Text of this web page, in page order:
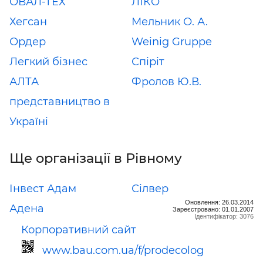
Хегсан
Мельник О. А.
Ордер
Weinig Gruppe
Легкий бізнес
Спіріт
АЛТА
представництво в
Україні
Фролов Ю.В.
Ще організації в Рівному
Інвест Адам
Сілвер
Адена
Оновлення: 26.03.2014
Зареєстровано: 01.01.2007
Ідентифікатор: 3076
Корпоративний сайт
www.bau.com.ua/f/prodecolog